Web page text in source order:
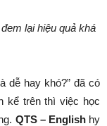
lại hiệu quả khá
dễ hay khó?” đã có
kể trên thì việc học
QTS – Englishhy